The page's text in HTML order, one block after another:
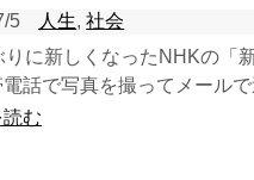
5 人生,社会
りに新しくなったNHKの「
電話で写真を撮ってメール
む